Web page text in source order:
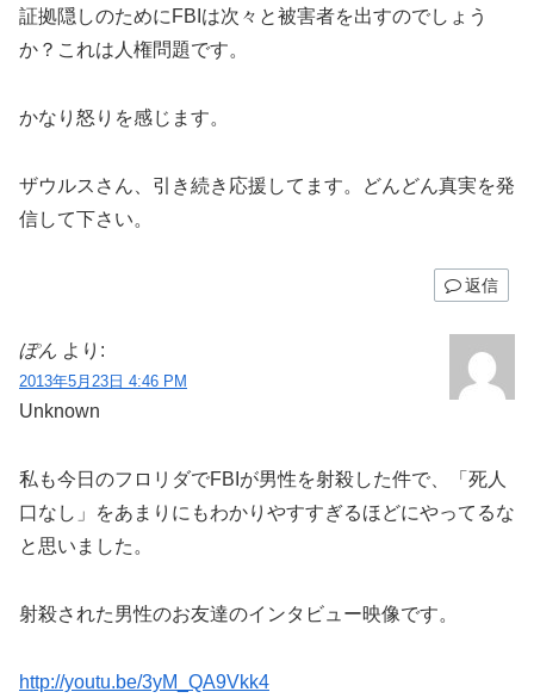
証拠隠しのためにFBIは次々と被害者を出すのでしょう
か？これは人権問題です。
かなり怒りを感じます。
ザウルスさん、引き続き応援してます。どんどん真実を発
信して下さい。
返信
ぽん より:
2013年5月23日 4:46 PM
Unknown
私も今日のフロリダでFBIが男性を射殺した件で、「死人
口なし」をあまりにもわかりやすすぎるほどにやってるな
と思いました。
射殺された男性のお友達のインタビュー映像です。
http://youtu.be/3yM_QA9Vkk4